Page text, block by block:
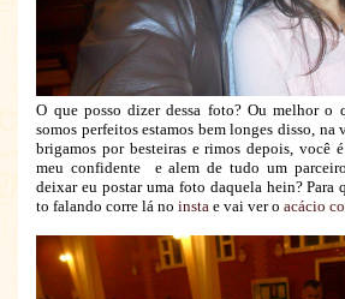
O que posso dizer dessa foto? Ou melhor o
somos perfeitos estamos bem longes disso, na
brigamos por besteiras e rimos depois, você
meu confidente e alem de tudo um
deixar eu postar uma foto daquela hein? Para
to falando corre lá noinsta e vai ver oacácio